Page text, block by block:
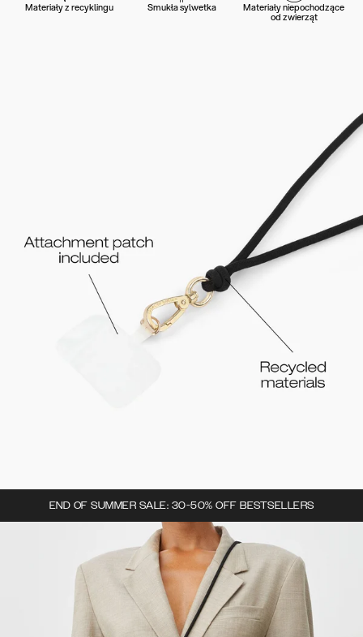
Materiały z recyklingu Smukła sylwetka Materiały niepochodzące
od zwierząt
END OF SUMMER SALE: 30-50% OFF BESTSELLERS